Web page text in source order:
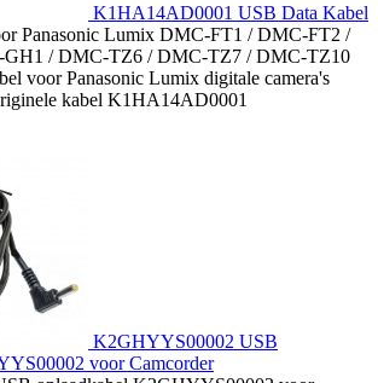
K1HA14AD0001 USB Data Kabel
Panasonic Lumix DMC-FT1 / DMC-FT2 /
/ DMC-TZ6 / DMC-TZ7 / DMC-TZ10
voor Panasonic Lumix digitale camera's
kabel K1HA14AD0001
K2GHYYS00002 USB
voor Camcorder